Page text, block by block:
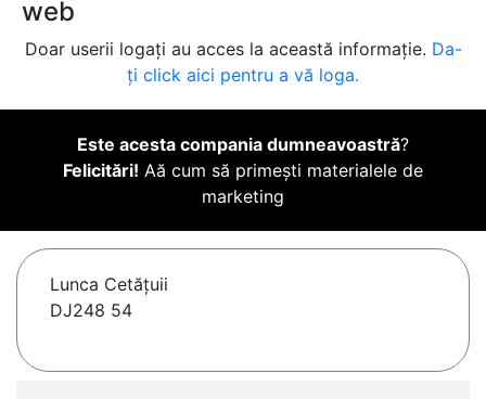
web
Doar userii logați au acces la această informație. Da-
ți click aici pentru a vă loga.
Este acesta compania dumneavoastră?
Felicitări! Aă cum să primești materialele de
marketing
Lunca Cetăţuii
DJ248 54